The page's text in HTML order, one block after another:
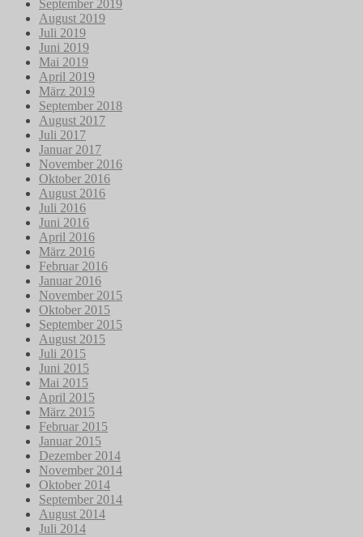
September 2019
August 2019
Juli 2019
Juni 2019
Mai 2019
April 2019
März 2019
September 2018
August 2017
Juli 2017
Januar 2017
November 2016
Oktober 2016
August 2016
Juli 2016
Juni 2016
April 2016
März 2016
Februar 2016
Januar 2016
November 2015
Oktober 2015
September 2015
August 2015
Juli 2015
Juni 2015
Mai 2015
April 2015
März 2015
Februar 2015
Januar 2015
Dezember 2014
November 2014
Oktober 2014
September 2014
August 2014
Juli 2014